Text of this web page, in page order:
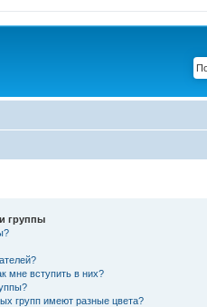
группы
мне вступить в них?
групп имеют разные цвета?